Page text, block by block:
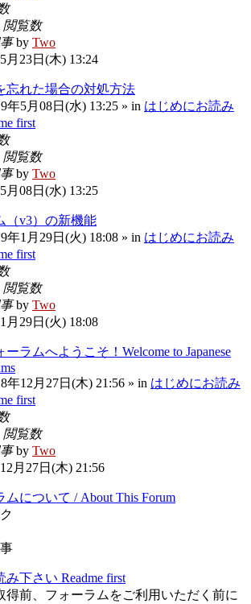
閲覧数
by Two
月23日(木) 13:24
忘れた場合の対処方法
年5月08日(水) 13:25 » in はじめにお読み
first
閲覧数
by Two
月08日(水) 13:25
（v3）の新機能
年1月29日(火) 18:08 » in はじめにお読み
first
閲覧数
by Two
月29日(火) 18:08
ーラムへようこそ！Welcome to Japanese
年12月27日(木) 21:56 » in はじめにお読み
first
閲覧数
by Two
月27日(木) 21:56
ムについて / About This Forum
下さい Readme first
得前、フォーラムをご利用いただく前に